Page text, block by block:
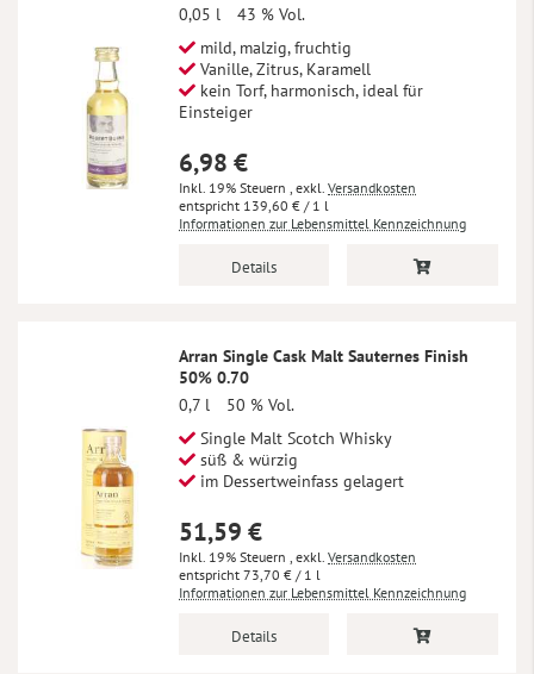
0,05 l
43 % Vol.
mild, malzig, fruchtig
Vanille, Zitrus, Karamell
kein Torf, harmonisch, ideal für
Einsteiger
6,98 €
Inkl. 19% Steuern , exkl. Versandkosten
139,60 € / 1 l
Informationen zur Lebensmittel Kennzeichnung
Details
Arran Single Cask Malt Sauternes Finish
50% 0.70
0,7 l
50 % Vol.
Single Malt Scotch Whisky
süß & würzig
im Dessertweinfass gelagert
51,59 €
Inkl. 19% Steuern , exkl. Versandkosten
73,70 € / 1 l
Informationen zur Lebensmittel Kennzeichnung
Details